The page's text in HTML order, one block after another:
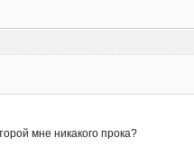
мне никакого прока?